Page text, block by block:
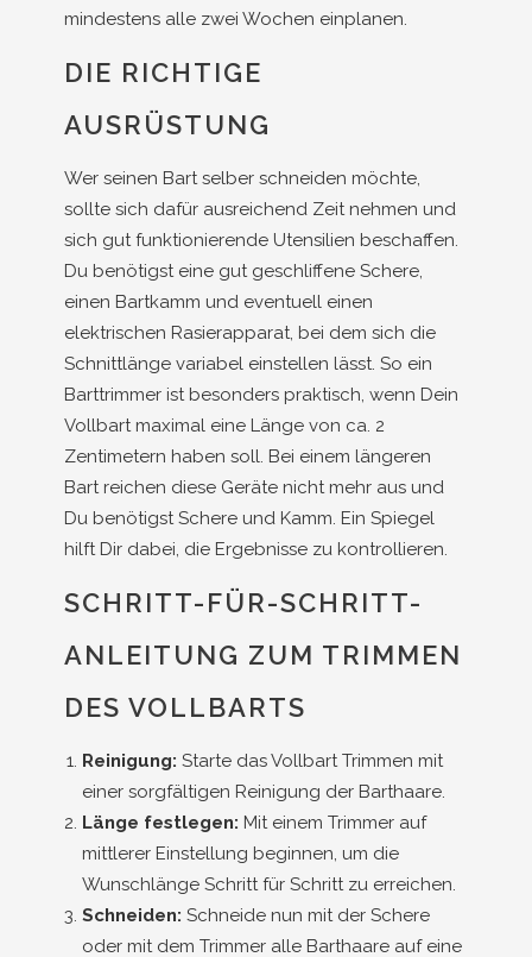
mindestens alle zwei Wochen einplanen.
DIE RICHTIGE
AUSRÜSTUNG
Wer seinen Bart selber schneiden möchte,
sollte sich dafür ausreichend Zeit nehmen und
sich gut funktionierende Utensilien beschaffen.
Du benötigst eine gut geschliffene Schere,
einen Bartkamm und eventuell einen
elektrischen Rasierapparat, bei dem sich die
Schnittlänge variabel einstellen lässt. So ein
Barttrimmer ist besonders praktisch, wenn Dein
Vollbart maximal eine Länge von ca. 2
Zentimetern haben soll. Bei einem längeren
Bart reichen diese Geräte nicht mehr aus und
Du benötigst Schere und Kamm. Ein Spiegel
hilft Dir dabei, die Ergebnisse zu kontrollieren.
SCHRITT-FÜR-SCHRITT-
ANLEITUNG ZUM TRIMMEN
DES VOLLBARTS
Reinigung: Starte das Vollbart Trimmen mit
einer sorgfältigen Reinigung der Barthaare.
Länge festlegen: Mit einem Trimmer auf
mittlerer Einstellung beginnen, um die
Wunschlänge Schritt für Schritt zu erreichen.
Schneiden: Schneide nun mit der Schere
oder mit dem Trimmer alle Barthaare auf eine